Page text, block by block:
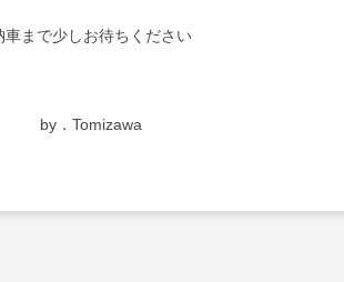
車まで少しお待ちください
by．Tomizawa